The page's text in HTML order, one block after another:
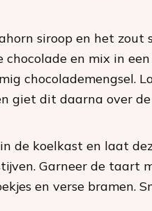
siroop en het zout
chocolade en mix in
chocolademengsel.
giet dit daarna over
de koelkast en laat
Garneer de taart
en verse bramen.